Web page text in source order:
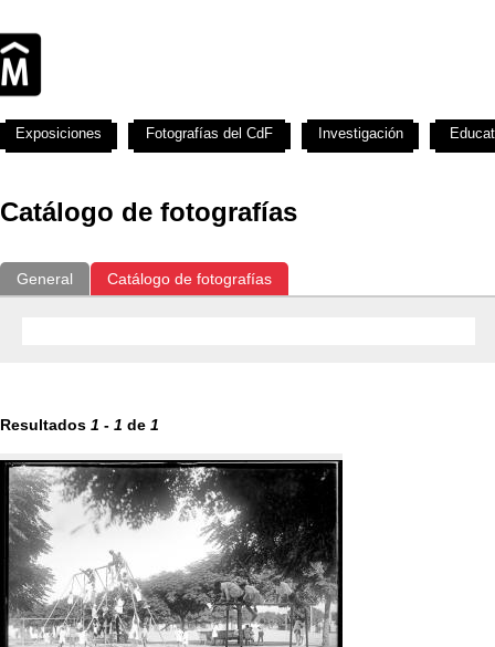
Catálogo de fotografías
General Catálogo de fotografías
Resultados 1 - 1 de 1
Exposiciones Fotografías del CdF Investigación